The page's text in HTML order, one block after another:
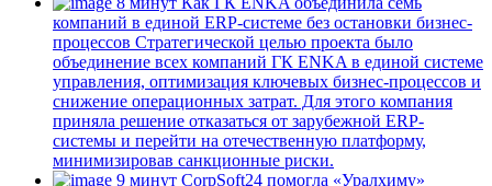
компаний в единой ERP-системе без остановки бизнес-
процессов Стратегической целью проекта было
объединение всех компаний ГК ENKA в единой системе
управления, оптимизация ключевых бизнес-процессов и
снижение операционных затрат. Для этого компания
приняла решение отказаться от зарубежной ERP-
системы и перейти на отечественную платформу,
минимизировав санкционные риски.
9 минут CorpSoft24 помогла «Уралхиму»